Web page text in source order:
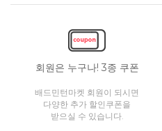
회원은 누구나! 3종 쿠폰
배드민턴마켓 회원이 되시면
다양한 추가 할인쿠폰을
받으실 수 있습니다.